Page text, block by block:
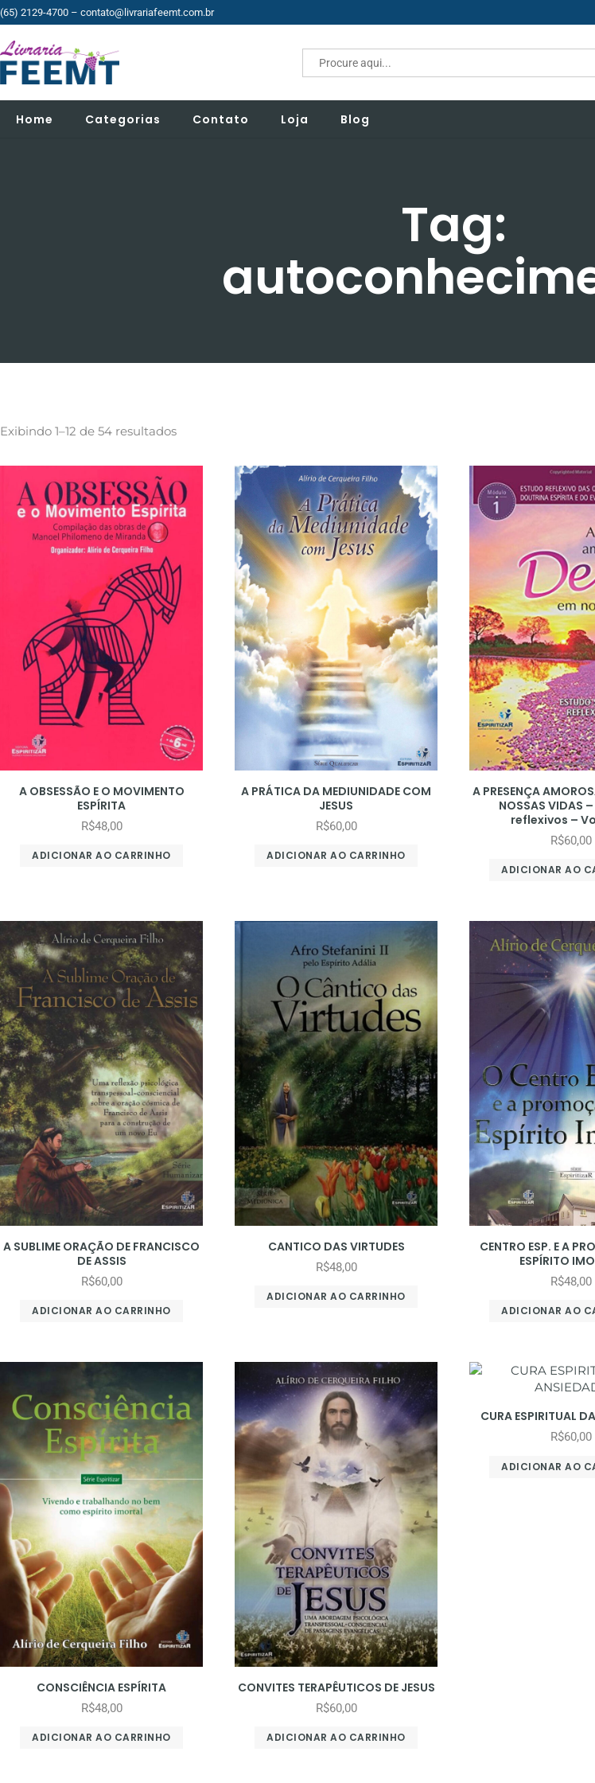
(65) 2129-4700 – contato@livrariafeemt.com.br
Search
Home Categorias Contato Loja Blog
Tag:
Exibindo 1–12 de 54 resultados
A OBSESSÃO E O MOVIMENTO
ESPÍRITA
R$48,00
ADICIONAR AO CARRINHO
A PRÁTICA DA MEDIUNIDADE COM
JESUS
R$60,00
ADICIONAR AO CARRINHO
A PRESENÇA
NOSSAS VIDAS
reflexivos –
R$60,00
ADICIONAR AO
A SUBLIME ORAÇÃO DE FRANCISCO
DE ASSIS
R$60,00
ADICIONAR AO CARRINHO
CANTICO DAS VIRTUDES
R$48,00
ADICIONAR AO CARRINHO
CENTRO ESP. E A
ESPÍRITO
R$48,00
ADICIONAR AO
CONSCIÊNCIA ESPÍRITA
R$48,00
ADICIONAR AO CARRINHO
CONVITES TERAPÊUTICOS DE JESUS
R$60,00
ADICIONAR AO CARRINHO
CURA ESPIRITUAL
R$60,00
ADICIONAR AO